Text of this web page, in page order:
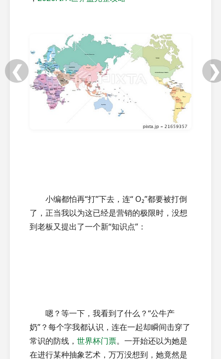
小编都怕再“打”下去，连“ O₂”都要被打倒
了，正当我以为这已经是营销的极限时，没想
到老板又提出了一个新“知识点”：
嗯？等一下，我看到了什么？“公牛产
奶”？每个字我都认识，连在一起却瞬间击穿了
常识的防线， 世界杯门票。一开始还以为她是
在进行某种抽象艺术，万万没想到，她竟然是
❮ ❯